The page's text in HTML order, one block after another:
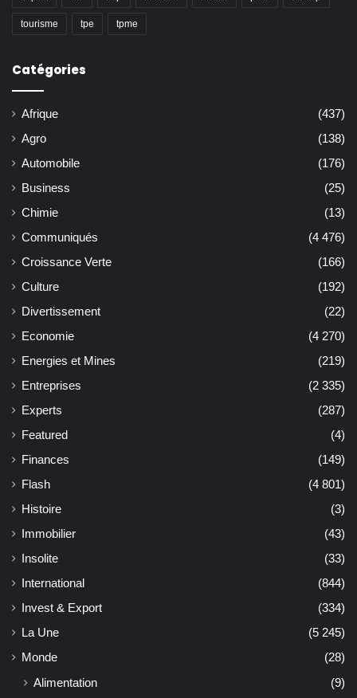
tourisme tpe tpme
Catégories
Afrique
(437)
Agro
(138)
Automobile
(176)
Business
(25)
Chimie
(13)
Communiqués
(4 476)
Croissance Verte
(166)
Culture
(192)
Divertissement
(22)
Economie
(4 270)
Energies et Mines
(219)
Entreprises
(2 335)
Experts
(287)
Featured
(4)
Finances
(149)
Flash
(4 801)
Histoire
(3)
Immobilier
(43)
Insolite
(33)
International
(844)
Invest & Export
(334)
La Une
(5 245)
Monde
(28)
Alimentation
(9)